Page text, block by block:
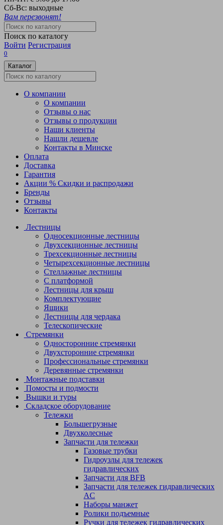
Сб-Вс: выходные
Вам перезвонят!
Поиск по каталогу
Войти Регистрация
0
Каталог
О компании
О компании
Отзывы о нас
Отзывы о продукции
Наши клиенты
Нашли дешевле
Контакты в Минске
Оплата
Доставка
Гарантия
Акции % Скидки и распродажи
Бренды
Отзывы
Контакты
Лестницы
Односекционные лестницы
Двухсекционные лестницы
Трехсекционные лестницы
Четырехсекционные лестницы
Стеллажные лестницы
С платформой
Лестницы для крыш
Комплектующие
Ящики
Лестницы для чердака
Телескопические
Стремянки
Односторонние стремянки
Двухсторонние стремянки
Профессиональные стремянки
Деревянные стремянки
Монтажные подставки
Помосты и подмости
Вышки и туры
Складское оборудование
Тележки
Большегрузные
Двухколесные
Запчасти для тележки
Газовые трубки
Гидроузлы для тележек
гидравлических
Запчасти для BFB
Запчасти для тележек гидравлических
AC
Наборы манжет
Ролики подъемные
Ручки для тележек гидравлических